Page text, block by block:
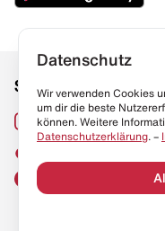
Social Media
Instagram
Datenschutz
Wir verwenden Cookies
um dir die beste
können. Weitere
Datenschutzerklärung. –